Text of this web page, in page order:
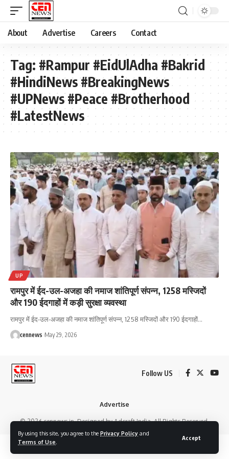
By using this site, you agree to the Privacy Policy and
Terms of Use
Accept
About Advertise Careers Contact
Tag: #Rampur #EidUlAdha #Bakrid
#HindiNews #BreakingNews
#UPNews #Peace #Brotherhood
#LatestNews
UP
रामपुर में ईद-उल-अजहा की नमाज शांतिपूर्ण संपन्न, 1258 मस्जिदों
और 190 ईदगाहों में कड़ी सुरक्षा व्यवस्था
रामपुर में ईद-उल-अजहा की नमाज शांतिपूर्ण संपन्न, 1258 मस्जिदों और 190 ईदगाहों…
cennews May 29, 2026
Follow US
© 2026 cennews.in. Designed by Adcraft India. All Rights Reserved.
Advertise